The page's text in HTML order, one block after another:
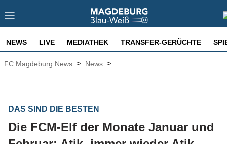
NEWS LIVE MEDIATHEK TRANSFER-GERÜCHTE
FC Magdeburg News > News >
DAS SIND DIE BESTEN
Die FCM-Elf der Monate Januar und